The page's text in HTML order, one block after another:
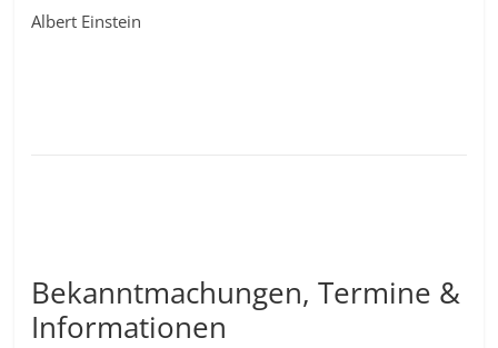
Albert Einstein
Bekanntmachungen, Termine &
Informationen